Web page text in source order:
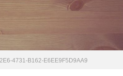
4731-B162-E6EE9F5D9AA9